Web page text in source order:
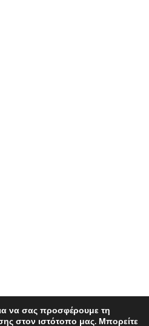
να σας προσφέρουμε τη
στον ιστότοπο μας. Μπορείτε